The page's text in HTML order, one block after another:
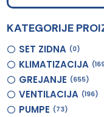
KATEGORIJE
SET ZIDNA 0
KLIMATIZACIJA
GREJANJE 655
VENTILACIJA 196
PUMPE 73